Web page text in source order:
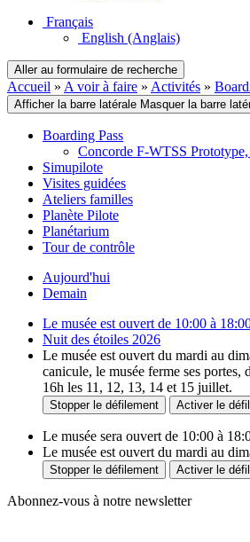
Français
English (Anglais)
Aller au formulaire de recherche
Accueil » A voir à faire » Activités »
Afficher la barre latérale Masquer la barre
Boarding Pass
Concorde F-WTSS
Simupilote
Visites guidées
Ateliers familles
Planète Pilote
Planétarium
Tour de contrôle
Aujourd'hui
Demain
Le musée est ouvert de 10:00 à
Nuit des étoiles 2026
Le musée est ouvert du mardi au
canicule, le musée ferme ses portes,
16h les 11, 12, 13, 14 et 15 juillet.
Stopper le défilement Activer le
Le musée sera ouvert de 10:00 à
Le musée est ouvert du mardi au
Stopper le défilement Activer le
Abonnez-vous à notre newsletter